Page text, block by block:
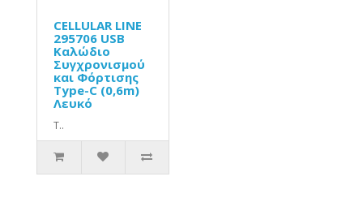
CELLULAR LINE
295706 USB
Καλώδιο
Συγχρονισμού
και Φόρτισης
Type-C (0,6m)
Λευκό
Τ..